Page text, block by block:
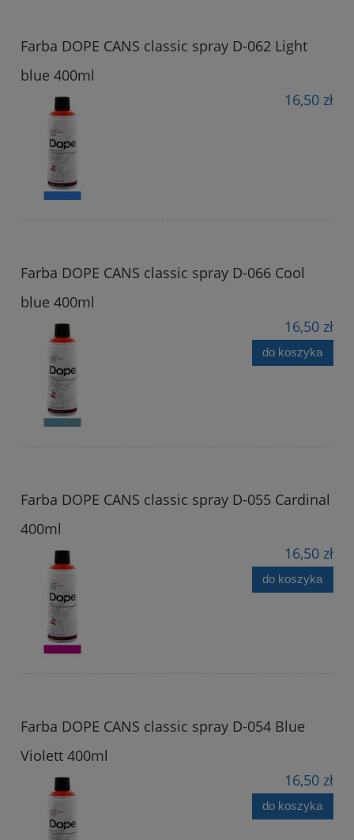
Farba DOPE CANS classic spray D-062 Light
blue 400ml
16,50 zł
Farba DOPE CANS classic spray D-066 Cool
blue 400ml
16,50 zł
do koszyka
Farba DOPE CANS classic spray D-055 Cardinal
400ml
16,50 zł
do koszyka
Farba DOPE CANS classic spray D-054 Blue
Violett 400ml
16,50 zł
do koszyka